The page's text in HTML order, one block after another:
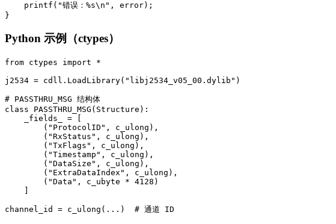
    printf("错误：%s\n", error);
}
Python 示例（ctypes）
from ctypes import *
j2534 = cdll.LoadLibrary("libj2534_v05_00.dylib")
# PASSTHRU_MSG 结构体
class PASSTHRU_MSG(Structure):
    _fields_ = [
        ("ProtocolID", c_ulong),
        ("RxStatus", c_ulong),
        ("TxFlags", c_ulong),
        ("Timestamp", c_ulong),
        ("DataSize", c_ulong),
        ("ExtraDataIndex", c_ulong),
        ("Data", c_ubyte * 4128)
channel_id = c_ulong(...)  # 通道 ID